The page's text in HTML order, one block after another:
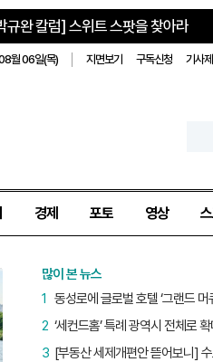
규완 칼럼] 스위트 스팟을 찾아라
월 06일(목) 지면보기 구독신청 기사
경제 포토 영상
많이 본 뉴스
1
‘세컨드홈’ 특례 광역시 전체로
2
3